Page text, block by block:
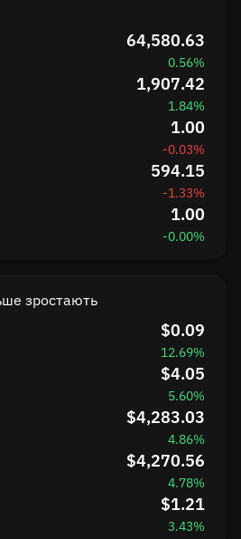
64,580.63
0.56%
1,907.42
1.84%
1.00
-0.03%
594.15
-1.33%
1.00
-0.00%
зростають
$0.09
12.69%
$4.05
5.60%
$4,283.03
4.86%
$4,270.56
4.78%
$1.21
3.43%